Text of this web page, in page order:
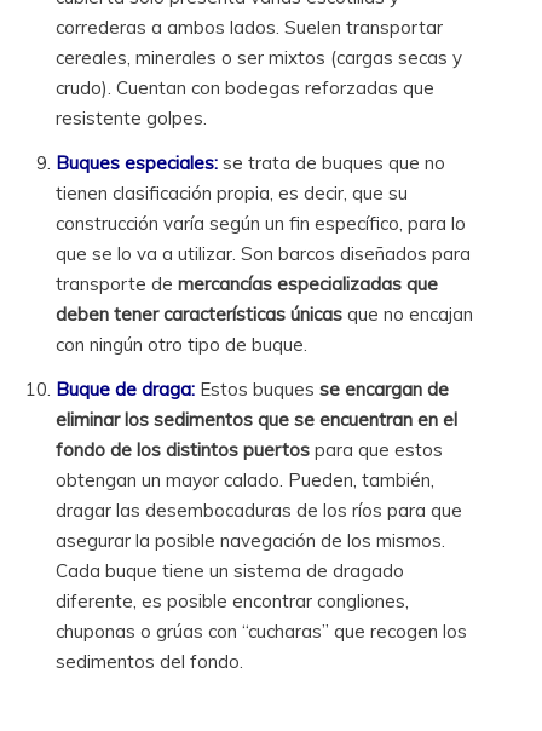
correderas a ambos lados. Suelen transportar
cereales, minerales o ser mixtos (cargas secas y
crudo). Cuentan con bodegas reforzadas que
resistente golpes.
Buques especiales: se trata de buques que no
tienen clasificación propia, es decir, que su
construcción varía según un fin específico, para lo
que se lo va a utilizar. Son barcos diseñados para
transporte demercancías especializadas que
deben tener características únicas que no encajan
con ningún otro tipo de buque.
Buque de draga: Estos buquesse encargan de
eliminar los sedimentos que se encuentran en el
fondo de los distintos puertos para que estos
obtengan un mayor calado. Pueden, también,
dragar las desembocaduras de los ríos para que
asegurar la posible navegación de los mismos.
Cada buque tiene un sistema de dragado
diferente, es posible encontrar congliones,
chuponas o grúas con “cucharas” que recogen los
sedimentos del fondo.